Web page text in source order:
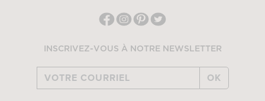
INSCRIVEZ-VOUS À NOTRE NEWSLETTER
OK